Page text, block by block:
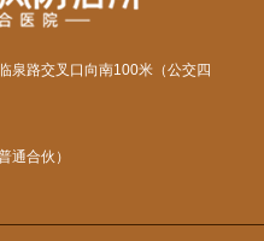
泉路交叉口向南100米（公交四
通合伙）